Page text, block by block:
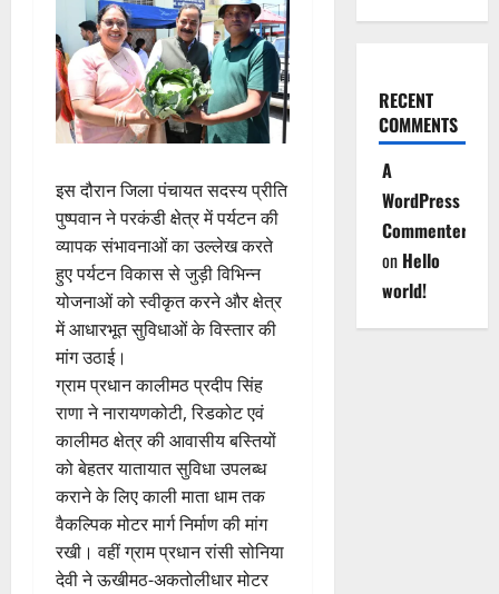
इस दौरान जिला पंचायत सदस्य प्रीति
पुष्पवान ने परकंडी क्षेत्र में पर्यटन की
व्यापक संभावनाओं का उल्लेख करते
हुए पर्यटन विकास से जुड़ी विभिन्न
योजनाओं को स्वीकृत करने और क्षेत्र
में आधारभूत सुविधाओं के विस्तार की
मांग उठाई।
ग्राम प्रधान कालीमठ प्रदीप सिंह
राणा ने नारायणकोटी, रिडकोट एवं
कालीमठ क्षेत्र की आवासीय बस्तियों
को बेहतर यातायात सुविधा उपलब्ध
कराने के लिए काली माता धाम तक
वैकल्पिक मोटर मार्ग निर्माण की मांग
रखी। वहीं ग्राम प्रधान रांसी सोनिया
देवी ने ऊखीमठ-अकतोलीधार मोटर
RECENT
COMMENTS
A
WordPress
Commenter
on Hello
world!